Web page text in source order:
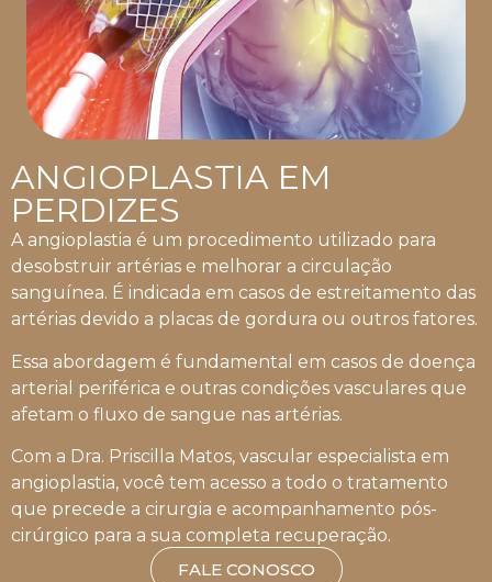
ANGIOPLASTIA EM
PERDIZES
A angioplastia é um procedimento utilizado para
desobstruir artérias e melhorar a circulação
sanguínea. É indicada em casos de estreitamento das
artérias devido a placas de gordura ou outros fatores.
Essa abordagem é fundamental em casos de doença
arterial periférica e outras condições vasculares que
afetam o fluxo de sangue nas artérias.
Com a Dra. Priscilla Matos, vascular especialista em
angioplastia, você tem acesso a todo o tratamento
que precede a cirurgia e acompanhamento pós-
cirúrgico para a sua completa recuperação.
FALE CONOSCO